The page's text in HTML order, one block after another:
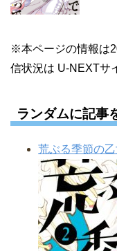
※本ページの情報は
信状況は U-NEXTサ
ランダムに記事
荒ぶる季節の